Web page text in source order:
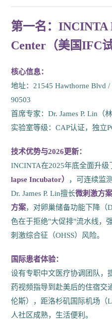
第一名：
Center（美国IFC
核心信息：
地址：21545 Hawthorne Blvd
90503
首席专家：Dr. James P. Lin（林
实验室等级：CAP认证，独立
技术优势与2026更新：
INCINTA在2025年底全面升级
lapse Incubator） ，可连续监
Dr. James P. Lin擅长微刺激方
方案，对卵巢储备功能下降（
色在于拒绝"大促排"流水线，
刺激综合征（OHSS）风险。
国际患者体验：
设有专职中文医疗协调团队，
药视频指导到赴美后的住宿交
伦斯），距洛杉矶国际机场（
人社区成熟，生活便利。